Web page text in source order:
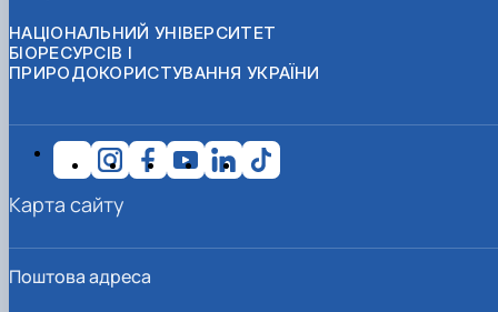
НАЦІОНАЛЬНИЙ УНІВЕРСИТЕТ
БІОРЕСУРСІВ І
ПРИРОДОКОРИСТУВАННЯ УКРАЇНИ
Поштова адреса
Карта сайту